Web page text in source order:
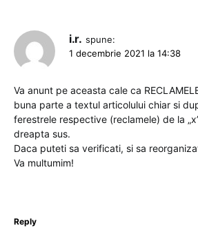
i.r. spune:
1 decembrie 2021 la 14:38
Va anunt pe aceasta cale ca
buna parte a textul articolului chiar si
ferestrele respective (reclamele) de la
dreapta sus.
Daca puteti sa verificati, si sa
Va multumim!
Reply